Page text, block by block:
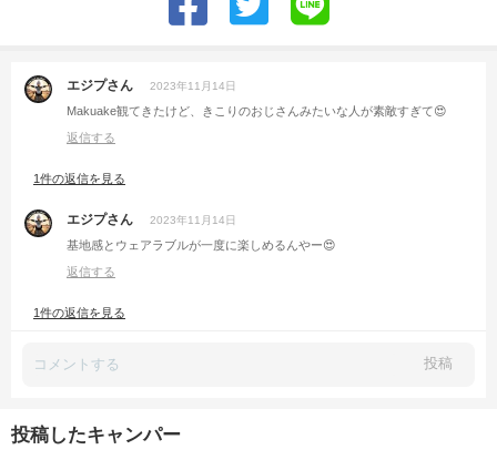
エジプさん 2023年11月14日
Makuake観てきたけど、きこりのおじさんみたいな人が素敵すぎて😍
返信する
1件の返信を見る
エジプさん 2023年11月14日
基地感とウェアラブルが一度に楽しめるんやー😍
返信する
1件の返信を見る
投稿
投稿したキャンパー